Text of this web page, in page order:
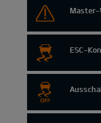
Master-
ESC-